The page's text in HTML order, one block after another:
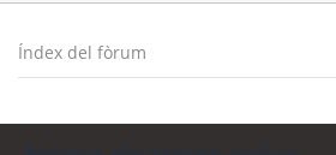
Índex del fòrum